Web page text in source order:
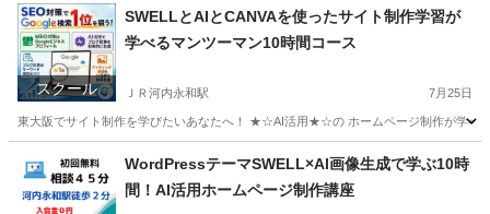
大阪 東大阪市 ＪＲ河内永和駅 ホームページ作成 リモート
スクール
SWELLとAIとCANVAを使ったサイト制作学習が
学べるマンツーマン10時間コース
ＪＲ河内永和駅 7月25日
東大阪でサイト制作を学びたいあなたへ！ ★☆AI活用★☆の ホームページ制作が学
ホームページ作成
WordPressテーマSWELL×AI画像生成で学ぶ10時
間！AI活用ホームページ制作講座